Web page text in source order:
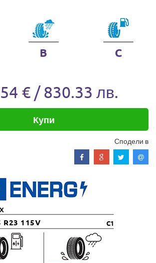
B C
€ / 830.33 лв.
Купи
Сподели в
R23 115V C1